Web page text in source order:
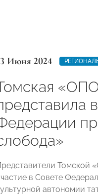
Июня 2024
в Совете
автономии